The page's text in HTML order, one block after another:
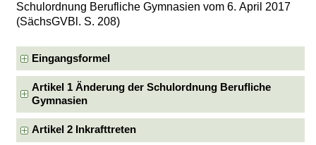
Schulordnung Berufliche Gymnasien vom 6. April 2017
(SächsGVBl. S. 208)
Eingangsformel
Artikel 1 Änderung der Schulordnung Berufliche
Gymnasien
Artikel 2 Inkrafttreten